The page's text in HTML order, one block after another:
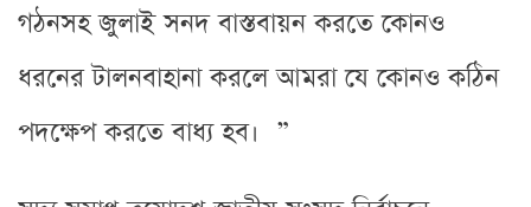
গঠনসহ জুলাই সনদ বাস্তবায়ন করতে কোনও
ধরনের টালনবাহানা করলে আমরা যে কোনও কঠিন
পদক্ষেপ করতে বাধ্য হব। ”